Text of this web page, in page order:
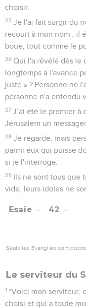
choisir.
25 Je l'ai fait surgir du
recourt à mon nom ; il
boue, tout comme le
26 Qui l'a révélé dès le
longtemps à l'avance
juste » ? Personne ne
personne n'a entendu
27 J’ai été le premier à
Jérusalem un
28 Je regarde, mais
parmi eux qui puisse
si je l'interroge.
29 Ils ne sont tous que
vide, leurs idoles ne
Esaïe 42
Seuls les Évangiles sont
Le serviteur du
1 *Voici mon serviteur,
choisi et qui a toute